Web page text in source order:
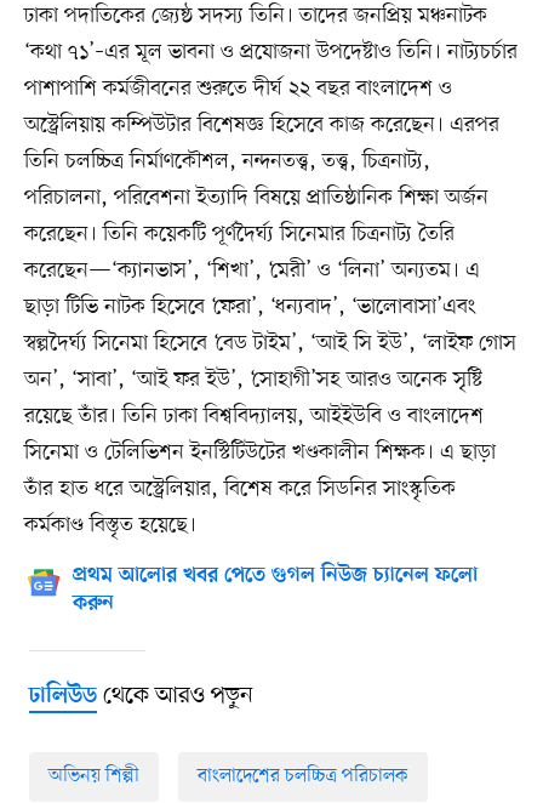
ঢাকা পদাতিকের জ্যেষ্ঠ সদস্য তিনি। তাদের জনপ্রিয় মঞ্চনাটক
‘কথা ৭১’–এর মূল ভাবনা ও প্রযোজনা উপদেষ্টাও তিনি। নাট্যচর্চার
পাশাপাশি কর্মজীবনের শুরুতে দীর্ঘ ২২ বছর বাংলাদেশ ও
অস্ট্রেলিয়ায় কম্পিউটার বিশেষজ্ঞ হিসেবে কাজ করেছেন। এরপর
তিনি চলচ্চিত্র নির্মাণকৌশল, নন্দনতত্ত্ব, তত্ত্ব, চিত্রনাট্য,
পরিচালনা, পরিবেশনা ইত্যাদি বিষয়ে প্রাতিষ্ঠানিক শিক্ষা অর্জন
করেছেন। তিনি কয়েকটি পূর্ণদৈর্ঘ্য সিনেমার চিত্রনাট্য তৈরি
করেছেন—‘ক্যানভাস’, ‘শিখা’, ‘মেরী’ ও ‘লিনা’ অন্যতম। এ
ছাড়া টিভি নাটক হিসেবে ‘ফেরা’, ‘ধন্যবাদ’, ‘ভালোবাসা’এবং
স্বল্পদৈর্ঘ্য সিনেমা হিসেবে ‘বেড টাইম’, ‘আই সি ইউ’, ‘লাইফ গোস
অন’, ‘সাবা’, ‘আই ফর ইউ’, ‘সোহাগী’সহ আরও অনেক সৃষ্টি
রয়েছে তাঁর। তিনি ঢাকা বিশ্ববিদ্যালয়, আইইউবি ও বাংলাদেশ
সিনেমা ও টেলিভিশন ইনস্টিটিউটের খণ্ডকালীন শিক্ষক। এ ছাড়া
তাঁর হাত ধরে অস্ট্রেলিয়ার, বিশেষ করে সিডনির সাংস্কৃতিক
কর্মকাণ্ড বিস্তৃত হয়েছে।
প্রথম আলোর খবর পেতে গুগল নিউজ চ্যানেল ফলো
করুন
ঢালিউডথেকে আরও পড়ুন
অভিনয় শিল্পী বাংলাদেশের চলচ্চিত্র পরিচালক